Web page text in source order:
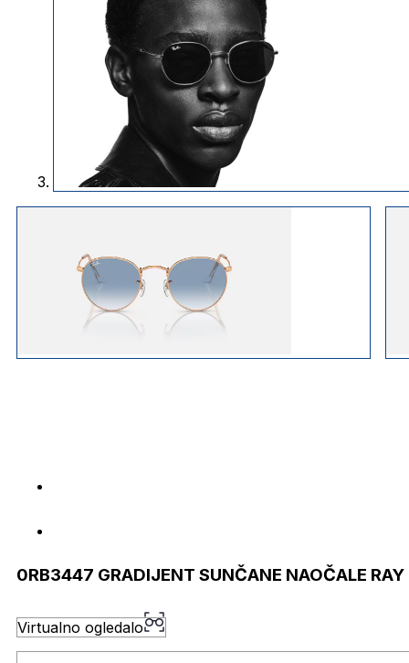
0RB3447 GRADIJENT SUNČANE NAOČALE RAY
Virtualno ogledalo